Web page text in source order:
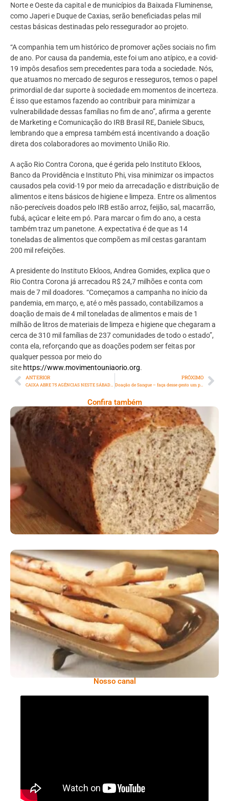
Norte e Oeste da capital e de municípios da Baixada Fluminense,
como Japeri e Duque de Caxias, serão beneficiadas pelas mil
cestas básicas destinadas pelo ressegurador ao projeto.
“A companhia tem um histórico de promover ações sociais no fim
de ano. Por causa da pandemia, este foi um ano atípico, e a covid-
19 impôs desafios sem precedentes para toda a sociedade. Nós,
que atuamos no mercado de seguros e resseguros, temos o papel
primordial de dar suporte à sociedade em momentos de incerteza.
É isso que estamos fazendo ao contribuir para minimizar a
vulnerabilidade dessas famílias no fim de ano”, afirma a gerente
de Marketing e Comunicação do IRB Brasil RE, Daniele Sibucs,
lembrando que a empresa também está incentivando a doação
direta dos colaboradores ao movimento União Rio.
A ação Rio Contra Corona, que é gerida pelo Instituto Ekloos,
Banco da Providência e Instituto Phi, visa minimizar os impactos
causados pela covid-19 por meio da arrecadação e distribuição de
alimentos e itens básicos de higiene e limpeza. Entre os alimentos
não-perecíveis doados pelo IRB estão arroz, feijão, sal, macarrão,
fubá, açúcar e leite em pó. Para marcar o fim do ano, a cesta
também traz um panetone. A expectativa é de que as 14
toneladas de alimentos que compõem as mil cestas garantam
200 mil refeições.
A presidente do Instituto Ekloos, Andrea Gomides, explica que o
Rio Contra Corona já arrecadou R$ 24,7 milhões e conta com
mais de 7 mil doadores. “Começamos a campanha no início da
pandemia, em março, e, até o mês passado, contabilizamos a
doação de mais de 4 mil toneladas de alimentos e mais de 1
milhão de litros de materiais de limpeza e higiene que chegaram a
cerca de 310 mil famílias de 237 comunidades de todo o estado”,
conta ela, reforçando que as doações podem ser feitas por
qualquer pessoa por meio do
site https://www.movimentouniaorio.org.
ANTERIOR
CAIXA ABRE 75 AGÊNCIAS NESTE SÁBADO (19/12) NO ESTADO DO RIO DE JANEIRO PARA O SAQUE DO AUXÍLIO EMERGENCIAL E DO AUXÍLIO EMERGENCIAL EXTENSÃO
PRÓXIMO
Doação de Sangue – faça desse gesto um presente de Natal!
Confira também
Comer Bem: Pão Low Carb
Comer Bem: Palitinhos De Cebola E Salsa
Nosso canal